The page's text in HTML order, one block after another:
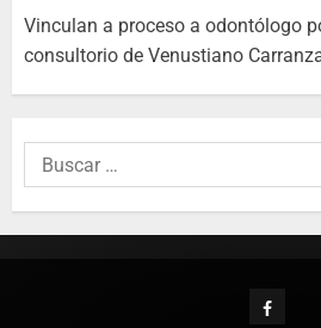
Vinculan a proceso a odontólogo
consultorio de Venustiano